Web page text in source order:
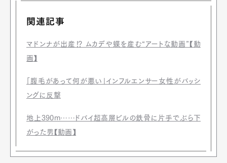
関連記事
マドンナが出産⁉ ムカデや蝶を産む“アートな動画”【動
画】
「腹毛があって何が悪い」インフルエンサー女性がバッシ
ングに反撃
地上390m……ドバイ超高層ビルの鉄骨に片手でぶら下
がった男【動画】